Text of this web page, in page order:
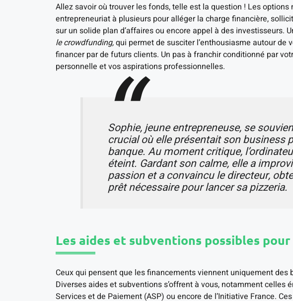
Allez savoir où trouver les fonds, telle est la question ! Les options
entrepreneuriat à plusieurs pour alléger la charge financière,
sur un solide plan d’affaires ou encore appel à des investisseurs.
le crowdfunding,qui permet de susciter l’enthousiasme autour de
financer par de futurs clients. Un pas à franchir conditionné par
personnelle et vos aspirations professionnelles.
Sophie, jeune entrepreneuse, se
crucial où elle présentait son business
banque. Au moment critique,
éteint. Gardant son calme, elle a
passion et a convaincu le directeur,
prêt nécessaire pour lancer sa pizzeria.
Les aides et subventions possibles
Ceux qui pensent que les financements viennent uniquement des
Diverses aides et subventions s’offrent à vous, notamment celles
Services et de Paiement (ASP) ou encore de l’Initiative France.